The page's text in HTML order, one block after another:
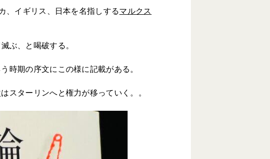
、イギリス、日本を名指しするマルクス
ぶ、と喝破する。
時期の序文にこの様に記載がある。
スターリンへと権力が移っていく。。